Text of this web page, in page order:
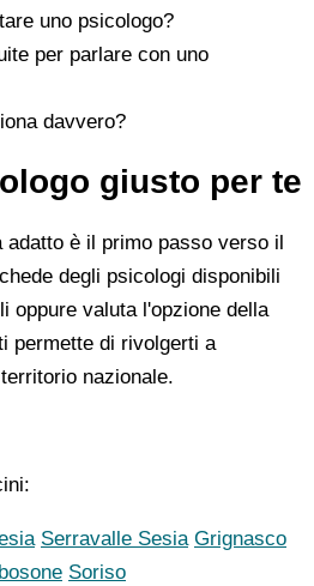
uno psicologo?
per parlare con uno
davvero?
giusto per te
è il primo passo verso il
degli psicologi disponibili
oppure valuta l'opzione della
permette di rivolgerti a
nazionale.
Serravalle Sesia Grignasco
Soriso